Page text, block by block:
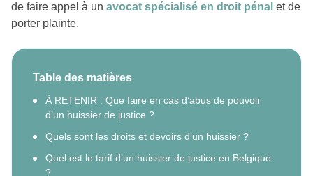
de faire appel à un avocat spécialisé en droit pénal et de
porter plainte.
Table des matières
À RETENIR : Que faire en cas d’abus de pouvoir
d’un huissier de justice ?
Quels sont les droits et devoirs d’un huissier ?
Quel est le tarif d’un huissier de justice en Belgique
?